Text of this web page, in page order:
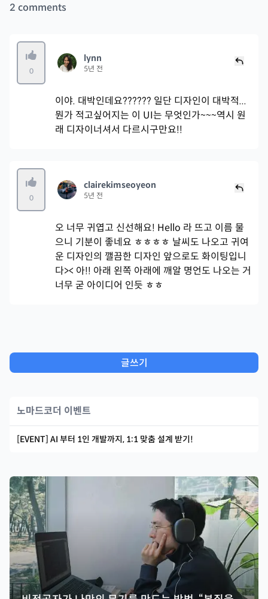
2 comments
0
lynn
5년 전
이야. 대박인데요?????? 일단 디자인이 대박적...
뭔가 적고싶어지는 이 UI는 무엇인가~~~역시 원
래 디자이너셔서 다르시구만요!!
0
clairekimseoyeon
5년 전
오 너무 귀엽고 신선해요! Hello 라 뜨고 이름 물
으니 기분이 좋네요 ㅎㅎㅎㅎ 날씨도 나오고 귀여
운 디자인의 깰끔한 디자인 앞으로도 화이팅입니
다>< 아!! 아래 왼쪽 아래에 깨알 명언도 나오는 거
너무 굳 아이디어 인듯 ㅎㅎ
글쓰기
노마드코더 이벤트
[EVENT] AI 부터 1인 개발까지, 1:1 맞춤 설계 받기!